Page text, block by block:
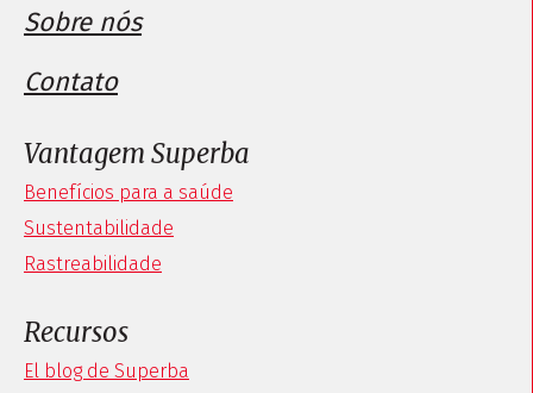
Sobre nós
Contato
Vantagem Superba
Benefícios para a saúde
Sustentabilidade
Rastreabilidade
Recursos
El blog de Superba